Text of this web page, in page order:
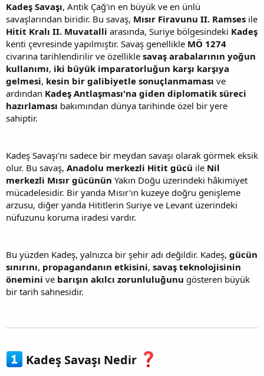
Kadeş Savaşı, Antik Çağ'ın en büyük ve en ünlü
savaşlarından biridir. Bu savaş, Mısır Firavunu II. Ramses ile
Hitit Kralı II. Muvatalli arasında, Suriye bölgesindeki Kadeş
kenti çevresinde yapılmıştır. Savaş genellikle MÖ 1274
civarına tarihlendirilir ve özellikle savaş arabalarının yoğun
kullanımı, iki büyük imparatorluğun karşı karşıya
gelmesi, kesin bir galibiyetle sonuçlanmaması ve
ardından Kadeş Antlaşması'na giden diplomatik süreci
hazırlaması bakımından dünya tarihinde özel bir yere
sahiptir.
Kadeş Savaşı'nı sadece bir meydan savaşı olarak görmek eksik
olur. Bu savaş, Anadolu merkezli Hitit gücü ile Nil
merkezli Mısır gücünün Yakın Doğu üzerindeki hâkimiyet
mücadelesidir. Bir yanda Mısır'ın kuzeye doğru genişleme
arzusu, diğer yanda Hititlerin Suriye ve Levant üzerindeki
nüfuzunu koruma iradesi vardır.
Bu yüzden Kadeş, yalnızca bir şehir adı değildir. Kadeş, gücün
sınırını, propagandanın etkisini, savaş teknolojisinin
önemini ve barışın akılcı zorunluluğunu gösteren büyük
bir tarih sahnesidir.
Kadeş Savaşı Nedir